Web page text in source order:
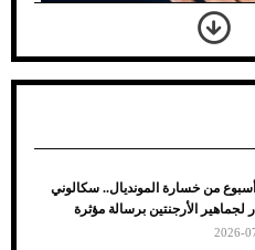
عند الوقوف.. أشهر
من خسارة المونديال.. سكالوني
لجماهير الأرجنتين برسالة مؤثرة
2026-